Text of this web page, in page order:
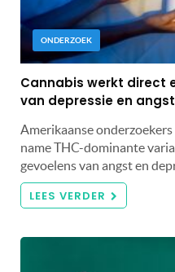
ONDERZOEK
Cannabis werkt direct
van depressie en angst
Amerikaanse
name THC-dominante
gevoelens van angst en
LEES VERDER